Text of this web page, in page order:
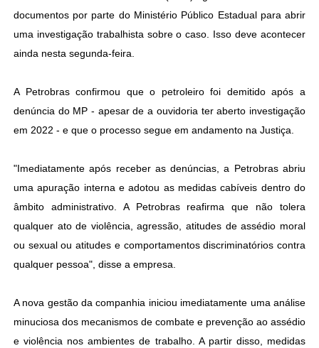
documentos por parte do Ministério Público Estadual para abrir
uma investigação trabalhista sobre o caso. Isso deve acontecer
ainda nesta segunda-feira.
A Petrobras confirmou que o petroleiro foi demitido após a
denúncia do MP - apesar de a ouvidoria ter aberto investigação
em 2022 - e que o processo segue em andamento na Justiça.
"Imediatamente após receber as denúncias, a Petrobras abriu
uma apuração interna e adotou as medidas cabíveis dentro do
âmbito administrativo. A Petrobras reafirma que não tolera
qualquer ato de violência, agressão, atitudes de assédio moral
ou sexual ou atitudes e comportamentos discriminatórios contra
qualquer pessoa", disse a empresa.
A nova gestão da companhia iniciou imediatamente uma análise
minuciosa dos mecanismos de combate e prevenção ao assédio
e violência nos ambientes de trabalho. A partir disso, medidas